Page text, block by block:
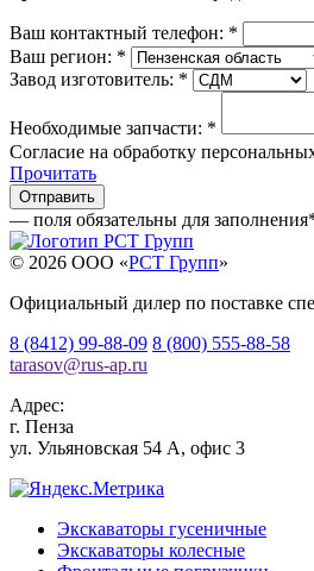
Ваш контактный телефон: *
Ваш регион: *
Завод изготовитель: *
Необходимые запчасти: *
Согласие на обработку
Прочитать
— поля обязательны для заполнения
© 2026 OOO «РСТ Групп»
Официальный дилер по поставке
8 (8412) 99-88-09 8 (800) 555-88-58
tarasov@rus-ap.ru
Адрес:
г. Пенза
ул. Ульяновская 54 А, офис 3
Экскаваторы гусеничные
Экскаваторы колесные